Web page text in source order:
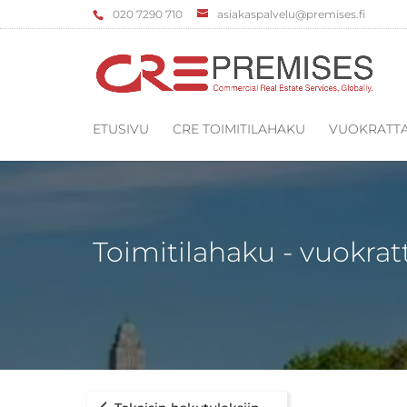
‌020 7290 710 asiakaspalvelu@premises.fi
ETUSIVU CRE TOIMITILAHAKU
Toimitilahaku -